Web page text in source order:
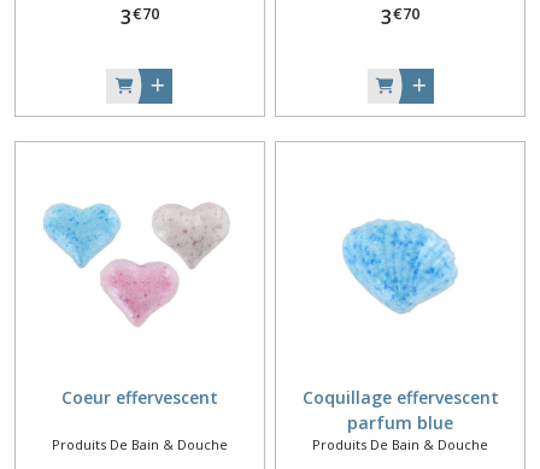
3€70 3€70
Coeur effervescent
Produits De Bain & Douche
Coquillage effervescent
parfum blue
Produits De Bain & Douche